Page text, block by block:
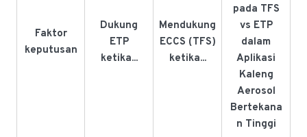
Faktor
keputusan
Dukung
ETP
ketika...
Mendukung
ECCS (TFS)
ketika...
pada TFS
vs ETP
dalam
Aplikasi
Kaleng
Aerosol
Bertekana
n Tinggi